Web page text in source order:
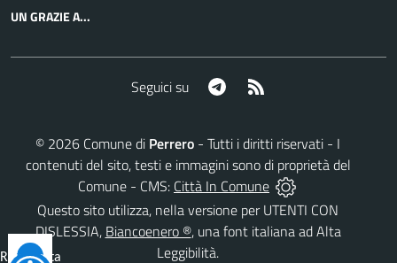
UN GRAZIE A...
Seguici su Telegram
© 2026 Comune di Perrero - Tutti i diritti riservati - I
contenuti del sito, testi e immagini sono di proprietà del
Comune - CMS: Città In Comune
Questo sito utilizza, nella versione per UTENTI CON
DISLESSIA, Biancoenero ®, una font italiana ad Alta
Leggibilità.
Reimposta